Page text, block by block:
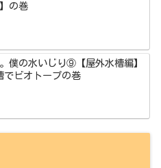
の巻
僕の水いじり⑨【屋外水槽編】
でビオトープの巻